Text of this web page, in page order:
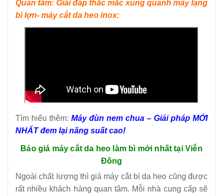
Quan tâm: Giải đáp thắc mắc xung quanh máy lạng
bì lợn- máy cắt da heo inox:
Tìm hiểu thêm: Máy đùn nem chua – Giải pháp MỚI
NHẤT đem lại năng suất cao!
Báo giá máy cắt da heo làm bì mới nhất tại Viễn
Đông
Ngoài chất lượng thì giá máy cắt bì da heo cũng được
rất nhiều khách hàng quan tâm. Mỗi nhà cung cấp sẽ